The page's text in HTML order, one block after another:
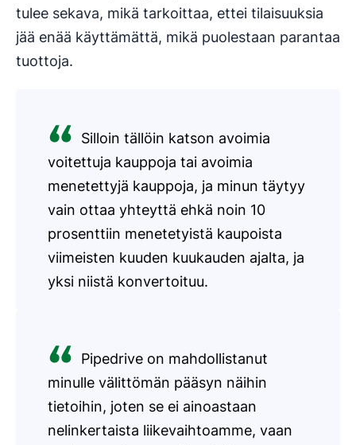
tulee sekava, mikä tarkoittaa, ettei tilaisuuksia
jää enää käyttämättä, mikä puolestaan parantaa
tuottoja.
Silloin tällöin katson avoimia
voitettuja kauppoja tai avoimia
menetettyjä kauppoja, ja minun täytyy
vain ottaa yhteyttä ehkä noin 10
prosenttiin menetetyistä kaupoista
viimeisten kuuden kuukauden ajalta, ja
yksi niistä konvertoituu.
Pipedrive on mahdollistanut
minulle välittömän pääsyn näihin
tietoihin, joten se ei ainoastaan
nelinkertaista liikevaihtoamme, vaan